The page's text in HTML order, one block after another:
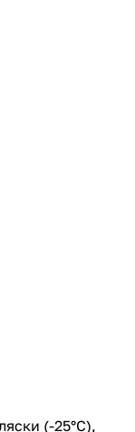
(-25°С),